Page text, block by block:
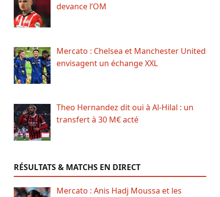
devance l’OM
Mercato : Chelsea et Manchester United
envisagent un échange XXL
Theo Hernandez dit oui à Al-Hilal : un
transfert à 30 M€ acté
RÉSULTATS & MATCHS EN DIRECT
Mercato : Anis Hadj Moussa et les